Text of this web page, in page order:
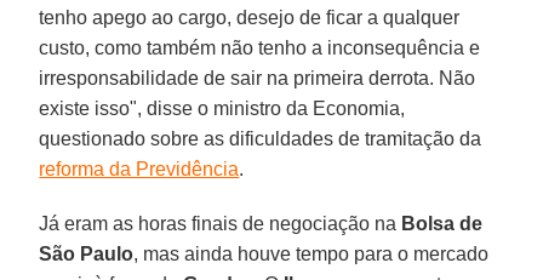
tenho apego ao cargo, desejo de ficar a qualquer
custo, como também não tenho a inconsequência e
irresponsabilidade de sair na primeira derrota. Não
existe isso", disse o ministro da Economia,
questionado sobre as dificuldades de tramitação da
reforma da Previdência.
Já eram as horas finais de negociação na Bolsa de
São Paulo, mas ainda houve tempo para o mercado